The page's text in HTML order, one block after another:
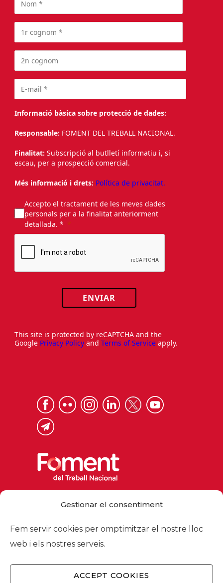
Gestionar el consentiment
Fem servir cookies per omptimitzar el nostre lloc
web i els nostres serveis.
ACCEPT COOKIES
Informació bàsica sobre protecció de dades:
Responsable: FOMENT DEL TREBALL NACIONAL.
Finalitat: Subscripció al butlletí informatiu i, si
escau, per a prospecció comercial.
Més informació i drets: Política de privacitat.
Accepto el tractament de les meves dades
personals per a la finalitat anteriorment
detallada. *
ENVIAR
This site is protected by reCAPTCHA and the
Google Privacy Policy and Terms of Service apply.
foment@foment.com
© 2026 - Foment del Treball Nacional